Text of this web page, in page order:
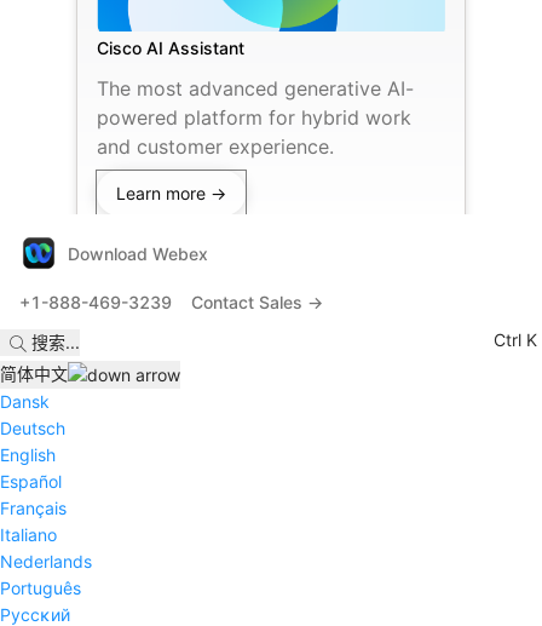
Cisco AI Assistant
The most advanced generative AI-
powered platform for hybrid work
and customer experience.
Learn more →
Download Webex
+1-888-469-3239
Contact Sales →
搜索...
Ctrl K
简体中文
Dansk
Deutsch
English
Español
Français
Italiano
Nederlands
Português
Pyccĸий